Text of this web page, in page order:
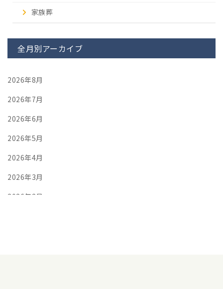
家族葬
全月別アーカイブ
2026年8月
2026年7月
2026年6月
2026年5月
2026年4月
2026年3月
2026年2月